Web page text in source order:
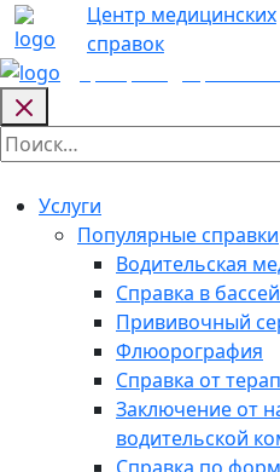
Skip
to
content
Центр медицинских
справок
Найти:
Услуги
Популярные справки
Водительская
Справка в
Прививочный
Флюорография
Справка от
Заключение от
водительской